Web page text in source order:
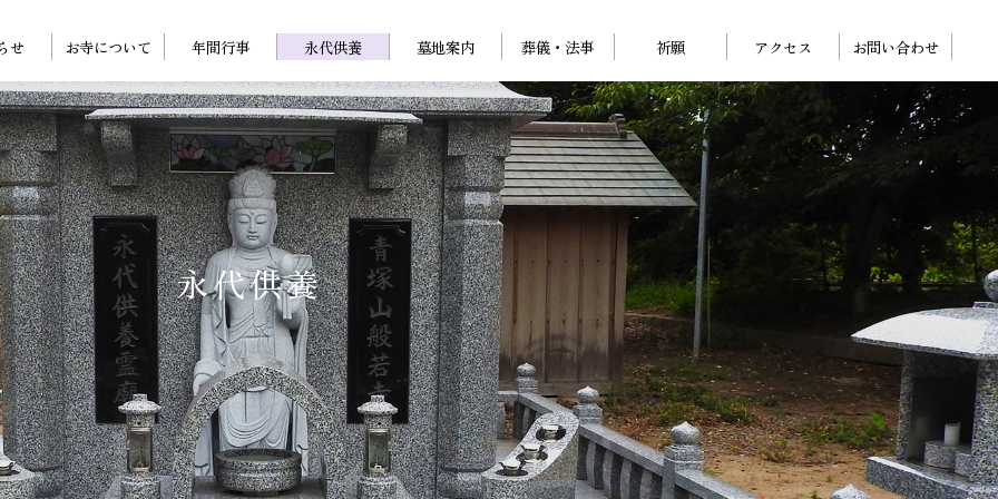
せ お寺について 年間行事 永代供養 墓地案内 葬儀・法事 祈願 アクセス お問い合わせ
永代供養